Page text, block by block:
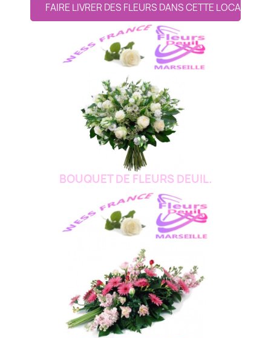
FAIRE LIVRER DES FLEURS DANS CETTE LOCALITE
BOUQUET DE FLEURS DEUIL.